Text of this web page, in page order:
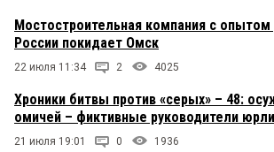
Мостостроительная компания с
России покидает Омск
22 июля 11:34 2 4025
Хроники битвы против «серых» – 48:
омичей – фиктивные руководители
21 июля 19:01 0 1936